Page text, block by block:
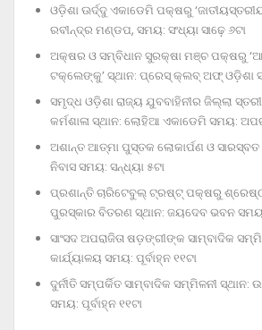
ଓଡ଼ିଶା ଊର୍ଦ୍ଦୁ ଏକାଡେମି ପକ୍ଷରୁ
ରବୀନ୍ଦ୍ର ମଣ୍ଡପ, ସମୟ: ସଂଧ୍ୟା ସାଢ଼େ ୬ଟା
ଅକ୍ଷର ଓ ସମ୍ବିଧାନ ସୁରକ୍ଷା ମଞ୍ଚ ପକ୍ଷରୁ
ଟକ୍‌ଲେଙ୍କୁ’ ସ୍ଥାନ: ପ୍ରେସ୍‌ କ୍ଲବ୍‌ ଅଫ୍‌ ଓଡ଼ିଶା
ସମୃଦ୍ଧ ଓଡ଼ିଶା ରାଜ୍ୟ ଯୁବବାହିନୀର ଜିଲ୍ଲା
କର୍ମଶାଳା ସ୍ଥାନ: ଲୋହିଆ ଏକାଡେମି ସମୟ:
ଅଶାନ୍ତ ଆତ୍ମା ପୁସ୍ତକ ଲୋକାର୍ପଣ ଓ ସାରସ୍ବତ
ନିବାସ ସମୟ: ସନ୍ଧ୍ୟା ୫ଟା
ପ୍ରଶାନ୍ତି ଚାରିଟେବୁଲ୍‌ ଟ୍ରଷ୍ଟ୍‌ ପକ୍ଷରୁ
ପୁରସ୍କାର ବିତରଣ ସ୍ଥାନ: ଜୟଦେବ ଭବନ
ସାଂସଦ ଅପରାଜିତା ଷଡ଼ଙ୍ଗୀଙ୍କ ସାମ୍ବାଦିକ
କାର୍ଯ୍ୟାଳୟ ସମୟ: ପୂର୍ବାହ୍ନ ୧୧ଟା
ଦୁର୍ନୀତି ସମ୍ପର୍କିତ ସାମ୍ବାଦିକ ସମ୍ମିଳନୀ
ସମୟ: ପୂର୍ବାହ୍ନ ୧୧ଟା